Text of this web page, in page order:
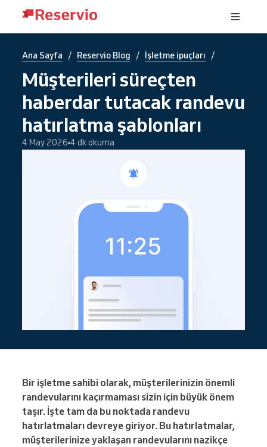
Ana Sayfa / Reservio Blog / İşletme ipuçları /
Müşterileri süreçten
haberdar tutacak randevu
hatırlatma şablonları
4 May 2026 4 dk okuma
Bir işletme sahibi olarak, müşterilerinizin önemli
randevularını kaçırmaması sizin için büyük önem
taşır. İşte tam da bu noktada randevu
hatırlatmaları devreye giriyor. Bu hatırlatmalar,
müşterilerinize yaklaşan randevularını nazikçe